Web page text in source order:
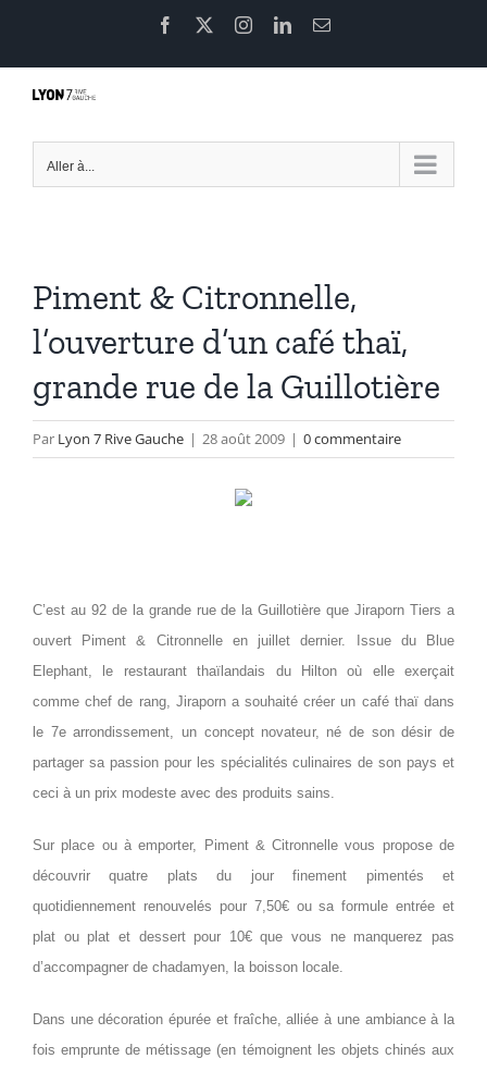
contenu
Facebook InstagramLinkedInEmail
Aller à...
Piment & Citronnelle,
l’ouverture d’un café thaï,
grande rue de la Guillotière
Par Lyon 7 Rive Gauche | 28 août 2009 | 0 commentaire
C’est au 92 de la grande rue de la Guillotière que Jiraporn Tiers a
ouvert Piment & Citronnelle en juillet dernier. Issue du Blue
Elephant, le restaurant thaïlandais du Hilton où elle exerçait
comme chef de rang, Jiraporn a souhaité créer un café thaï dans
le 7e arrondissement, un concept novateur, né de son désir de
partager sa passion pour les spécialités culinaires de son pays et
ceci à un prix modeste avec des produits sains.
Sur place ou à emporter, Piment & Citronnelle vous propose de
découvrir quatre plats du jour finement pimentés et
quotidiennement renouvelés pour 7,50€ ou sa formule entrée et
plat ou plat et dessert pour 10€ que vous ne manquerez pas
d’accompagner de chadamyen, la boisson locale.
Dans une décoration épurée et fraîche, alliée à une ambiance à la
fois emprunte de métissage (en témoignent les objets chinés aux